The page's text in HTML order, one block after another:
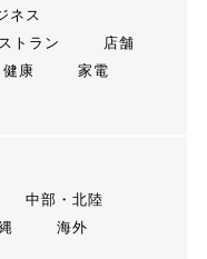
ネス
トラン
店舗
康
家電
中部・北陸
海外